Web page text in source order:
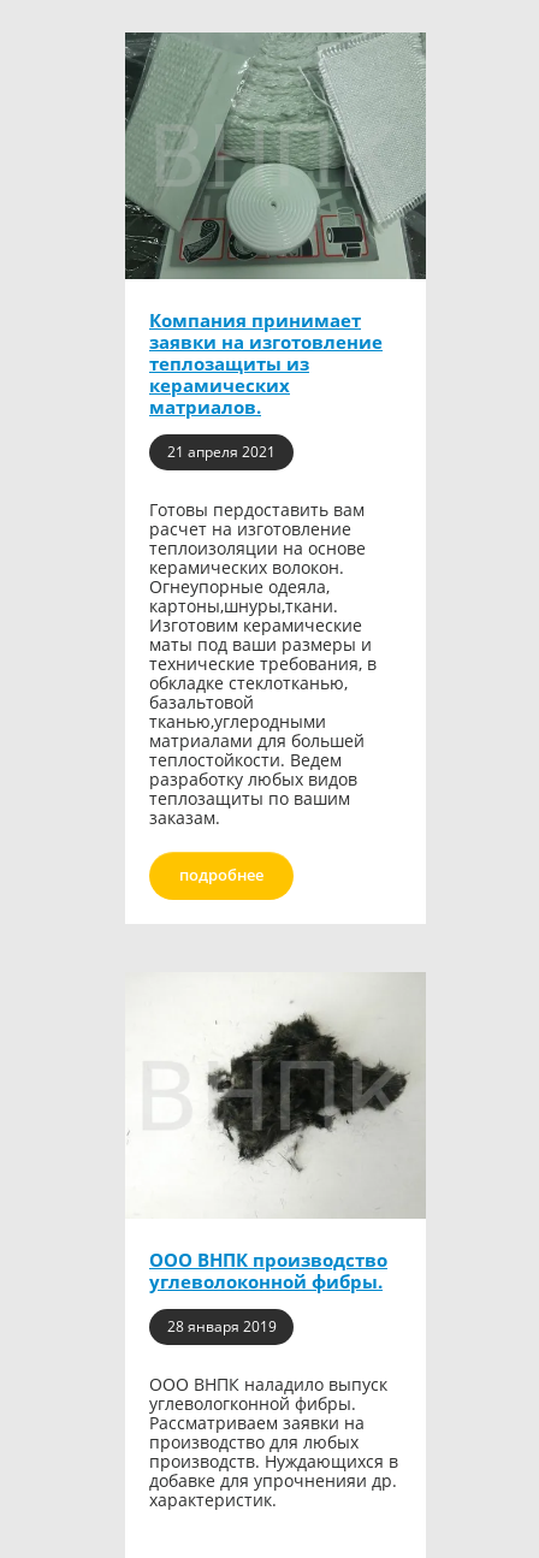
Компания принимает
заявки на изготовление
теплозащиты из
керамических
матриалов.
21 апреля 2021
Готовы пердоставить вам
расчет на изготовление
теплоизоляции на основе
керамических волокон.
Огнеупорные одеяла,
картоны,шнуры,ткани.
Изготовим керамические
маты под ваши размеры и
технические требования, в
обкладке стеклотканью,
базальтовой
тканью,углеродными
матриалами для большей
теплостойкости. Ведем
разработку любых видов
теплозащиты по вашим
заказам.
подробнее
ООО ВНПК производство
углеволоконной фибры.
28 января 2019
ООО ВНПК наладило выпуск
углевологконной фибры.
Рассматриваем заявки на
производство для любых
производств. Нуждающихся в
добавке для упрочненияи др.
характеристик.